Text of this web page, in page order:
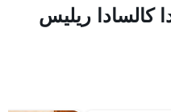
كالسادا ريليس